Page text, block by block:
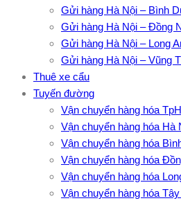
Gửi hàng Hà Nội – Bình
Gửi hàng Hà Nội – Đồng
Gửi hàng Hà Nội – Long
Gửi hàng Hà Nội – Vũng
Thuê xe cẩu
Tuyến đường
Vận chuyển hàng hóa
Vận chuyển hàng hóa Hà
Vận chuyển hàng hóa
Vận chuyển hàng hóa
Vận chuyển hàng hóa
Vận chuyển hàng hóa